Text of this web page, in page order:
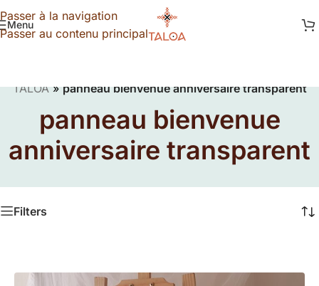
Passer à la navigation
Passer au contenu principal
Menu
TALOA»panneau bienvenue anniversaire transparent
panneau bienvenue
anniversaire transparent
Filters